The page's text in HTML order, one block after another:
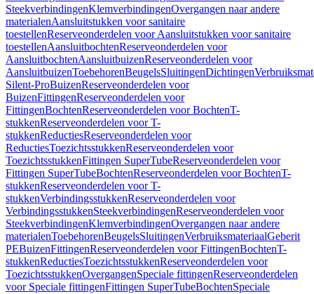
SteekverbindingenKlemverbindingenOvergangen naar andere
materialenAansluitstukken voor sanitaire
toestellenReserveonderdelen voor Aansluitstukken voor sanitaire
toestellenAansluitbochtenReserveonderdelen voor
AansluitbochtenAansluitbuizenReserveonderdelen voor
AansluitbuizenToebehorenBeugelsSluitingenDichtingen
Silent-ProBuizenReserveonderdelen voor
BuizenFittingenReserveonderdelen voor
FittingenBochtenReserveonderdelen voor BochtenT-
stukkenReserveonderdelen voor T-
stukkenReductiesReserveonderdelen voor
ReductiesToezichtsstukkenReserveonderdelen voor
ToezichtsstukkenFittingen SuperTubeReserveonderdelen voor
Fittingen SuperTubeBochtenReserveonderdelen voor BochtenT-
stukkenReserveonderdelen voor T-
stukkenVerbindingsstukkenReserveonderdelen voor
VerbindingsstukkenSteekverbindingenReserveonderdelen voor
SteekverbindingenKlemverbindingenOvergangen naar andere
materialenToebehorenBeugelsSluitingenVerbruiksmateriaalGeberit
PEBuizenFittingenReserveonderdelen voor FittingenBochtenT-
stukkenReductiesToezichtsstukkenReserveonderdelen voor
ToezichtsstukkenOvergangenSpeciale fittingenReserveonderdelen
voor Speciale fittingenFittingen SuperTubeBochtenSpeciale